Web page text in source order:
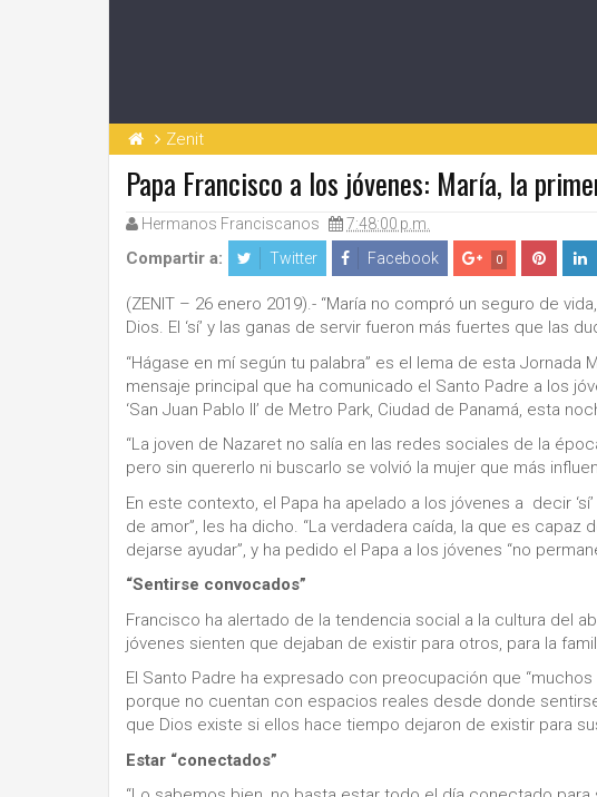
Zenit
Papa Francisco a los jóvenes: María, la
Hermanos Franciscanos 7:48:00 p.m.
Compartir a: Twitter Facebook 0
(ZENIT – 26 enero 2019).- “María no compró un seguro de vida,
Dios. El ‘sí’ y las ganas de servir fueron más fuertes que las
“Hágase en mí según tu palabra” es el lema de esta Jornada
mensaje principal que ha comunicado el Santo Padre a los
‘San Juan Pablo II’ de Metro Park, Ciudad de Panamá, esta
“La joven de Nazaret no salía en las redes sociales de la
pero sin quererlo ni buscarlo se volvió la mujer que más
En este contexto, el Papa ha apelado a los jóvenes a decir
de amor”, les ha dicho. “La verdadera caída, la que es
dejarse ayudar”, y ha pedido el Papa a los jóvenes “no
“Sentirse convocados”
Francisco ha alertado de la tendencia social a la cultura del
jóvenes sienten que dejaban de existir para otros, para la
El Santo Padre ha expresado con preocupación que
porque no cuentan con espacios reales desde donde
que Dios existe si ellos hace tiempo dejaron de existir para
Estar “conectados”